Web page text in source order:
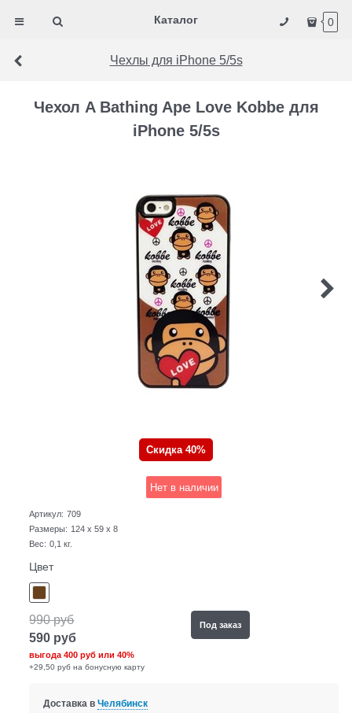
Каталог 0
Чехлы для iPhone 5/5s
Чехол A Bathing Ape Love Kobbe для
iPhone 5/5s
Скидка 40%
Нет в наличии
Артикул: 709
Размеры: 124 x 59 x 8
Вес: 0,1 кг.
Цвет
990 руб
590 руб
выгода400 руб или40%
+29,50 руб на бонусную карту
Под заказ
Доставка в Челябинск